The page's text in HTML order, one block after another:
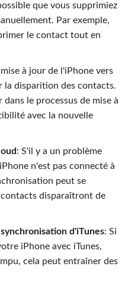
que vous supprimiez
Par exemple,
le contact tout en
mise à jour de l'iPhone vers
la disparition des contacts.
le processus de mise à
avec la nouvelle
: S'il y a un problème
n'est pas connecté à
peut se
disparaîtront de
d'iTunes: Si
iPhone avec iTunes,
cela peut entraîner des